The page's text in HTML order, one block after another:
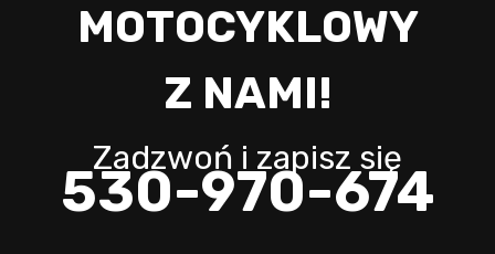
MOTOCYKLOWY
Z NAMI!
Zadzwoń i zapisz się
530-970-674